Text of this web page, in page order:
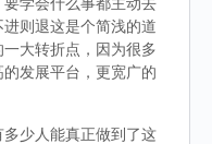
则退这是个简浅的道
大转折点，因为很多
发展平台，更宽广的
少人能真正做到了这